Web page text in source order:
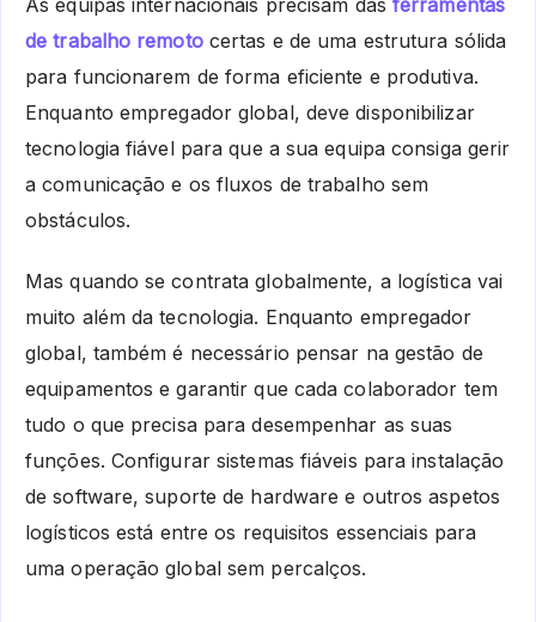
As equipas internacionais precisam das ferramentas
de trabalho remotocertas e de uma estrutura sólida
para funcionarem de forma eficiente e produtiva.
Enquanto empregador global, deve disponibilizar
tecnologia fiável para que a sua equipa consiga gerir
a comunicação e os fluxos de trabalho sem
obstáculos.
Mas quando se contrata globalmente, a logística vai
muito além da tecnologia. Enquanto empregador
global, também é necessário pensar na gestão de
equipamentos e garantir que cada colaborador tem
tudo o que precisa para desempenhar as suas
funções. Configurar sistemas fiáveis para instalação
de software, suporte de hardware e outros aspetos
logísticos está entre os requisitos essenciais para
uma operação global sem percalços.